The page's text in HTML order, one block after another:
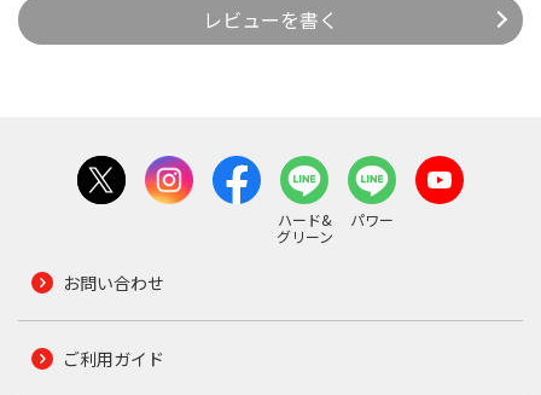
レビューを書く
ハード&
グリーン
パワー
お問い合わせ
ご利用ガイド